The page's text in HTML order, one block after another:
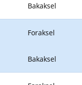
Bakaksel
Foraksel
Bakaksel